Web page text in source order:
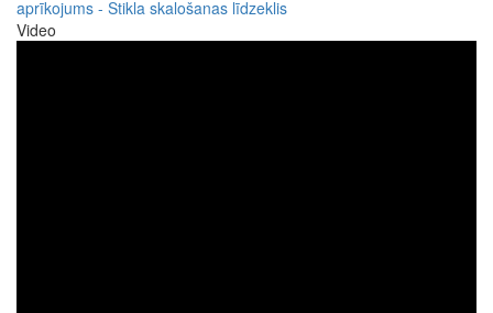
aprīkojums - Stikla skalošanas līdzeklis
Video